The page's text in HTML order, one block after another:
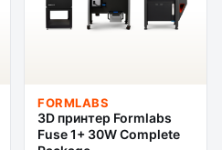
FORMLABS
3D принтер Formlabs
Fuse 1+ 30W Complete